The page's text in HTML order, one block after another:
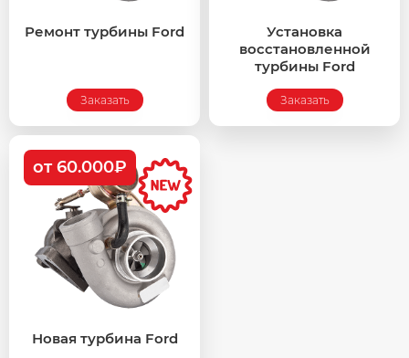
Ремонт турбины Ford
Заказать
Установка
восстановленной
турбины Ford
Заказать
от 60.000₽
Новая турбина Ford